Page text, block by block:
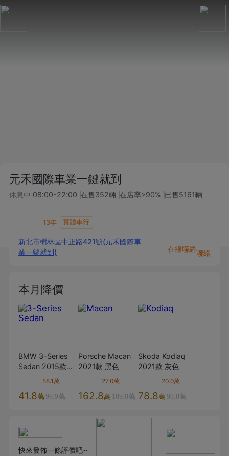
元禾國際車業一鍵就到
休息中 08:00-22:00 在售352輛 在店率>90% 已售5161輛
13年 實體車行
新北市樹林區中正路421號(元禾國際車
業一鍵就到)
在線聯絡聯絡
本月降價
BMW 3-Series
Sedan 2015款
58.1萬
41.8萬99.9萬
Porsche Macan
2021款 黑色
27.0萬
162.8萬189.8萬
Skoda Kodiaq
2021款 灰色
20.0萬
78.8萬98.8萬
快來發佈一條評價吧~